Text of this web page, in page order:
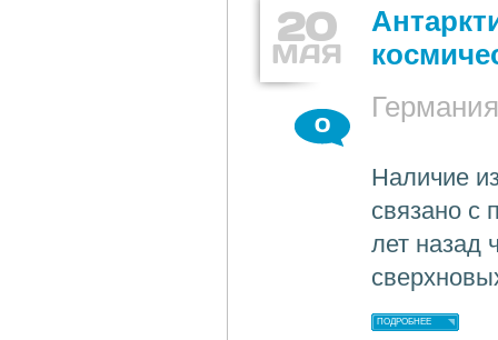
20
МАЯ
Германия
0
Наличие
связано с
лет назад
ПОДРОБНЕЕ